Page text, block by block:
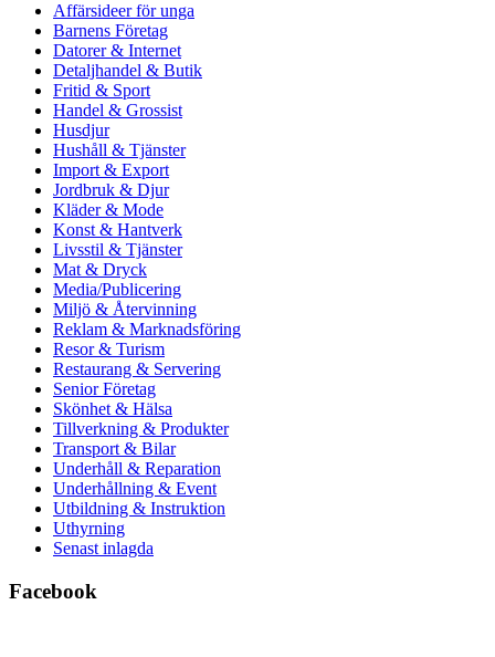
Affärsideer för unga
Barnens Företag
Datorer & Internet
Detaljhandel & Butik
Fritid & Sport
Handel & Grossist
Husdjur
Hushåll & Tjänster
Import & Export
Jordbruk & Djur
Kläder & Mode
Konst & Hantverk
Livsstil & Tjänster
Mat & Dryck
Media/Publicering
Miljö & Återvinning
Reklam & Marknadsföring
Resor & Turism
Restaurang & Servering
Senior Företag
Skönhet & Hälsa
Tillverkning & Produkter
Transport & Bilar
Underhåll & Reparation
Underhållning & Event
Utbildning & Instruktion
Uthyrning
Senast inlagda
Facebook